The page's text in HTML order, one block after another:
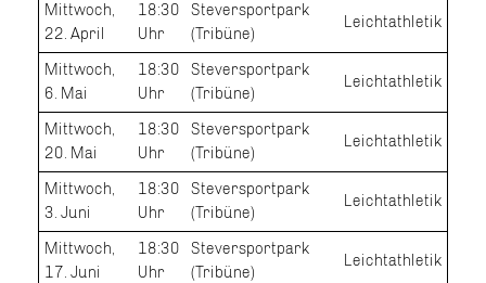
Mittwoch,
22. April
18:30
Uhr
Steversportpark
(Tribüne)
Leichtathletik
Mittwoch,
6. Mai
18:30
Uhr
Steversportpark
(Tribüne)
Leichtathletik
Mittwoch,
20. Mai
18:30
Uhr
Steversportpark
(Tribüne)
Leichtathletik
Mittwoch,
3. Juni
18:30
Uhr
Steversportpark
(Tribüne)
Leichtathletik
Mittwoch,
17. Juni
18:30
Uhr
Steversportpark
(Tribüne)
Leichtathletik